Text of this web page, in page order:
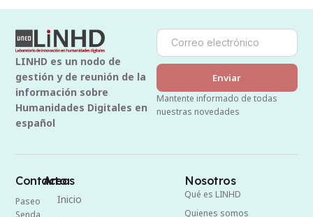
LINHD es un nodo de
gestión y de reunión de la
información sobre
Humanidades Digitales en
español
Enviar
Mantente informado de todas
nuestras novedades
Contacto
Paseo
Areas
Inicio
Nosotros
Qué es LINHD
Quienes somos